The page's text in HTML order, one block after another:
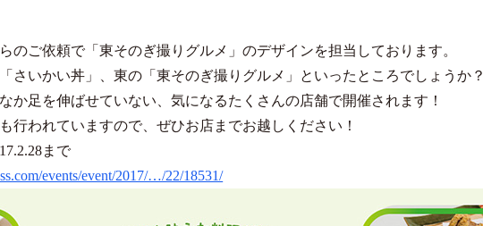
のご依頼で「東そのぎ撮りグルメ」のデザインを担当しております。
さいかい丼」、東の「東そのぎ撮りグルメ」といったところでしょうか？
か足を伸ばせていない、気になるたくさんの店舗で開催されます！
行われていますので、ぜひお店までお越しください！
まで
events/event/2017/…/22/18531/